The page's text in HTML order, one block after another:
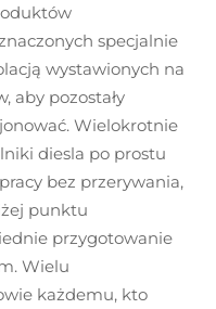
specjalnie
wystawionych na
aby pozostały
Wielokrotnie
diesla po prostu
bez przerywania,
punktu
przygotowanie
Wielu
każdemu, kto